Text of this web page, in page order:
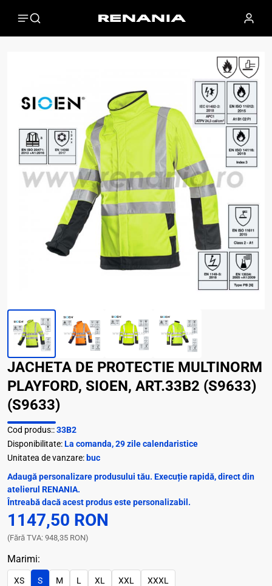
JACHETA DE PROTECTIE MULTINORM
PLAYFORD, SIOEN, ART.33B2 (S9633)
(S9633)
Cod produs::33B2
Disponibilitate:La comanda, 29 zile calendaristice
Unitatea de vanzare: buc
Adaugă personalizare produsului tău. Execuție rapidă, direct din
atelierul RENANIA.
Întreabă dacă acest produs este personalizabil.
1147,50 RON
(Fără TVA: 948,35 RON)
Marimi:
XS S M L XL XXL XXXL